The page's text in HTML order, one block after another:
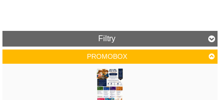
Filtry
PROMOBOX